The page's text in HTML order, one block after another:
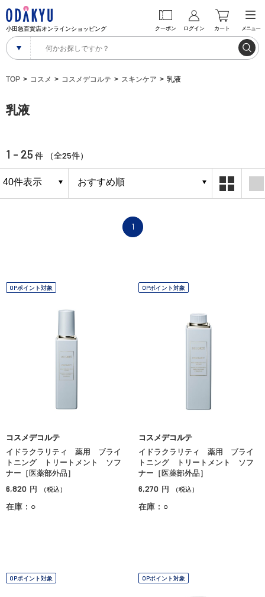
小田急百貨店オンラインショッピング クーポン ログイン カート メニュー
TOP コスメ コスメデコルテ スキンケア 乳液
乳液
1 - 25 件 （全25件）
1
OPポイント対象
コスメデコルテ
イドラクラリティ 薬用 ブライ
トニング トリートメント ソフ
ナー［医薬部外品］
6,820 円 （税込）
在庫：○
OPポイント対象
コスメデコルテ
イドラクラリティ 薬用 ブライ
トニング トリートメント ソフ
ナー［医薬部外品］
6,270 円 （税込）
在庫：○
OPポイント対象 OPポイント対象